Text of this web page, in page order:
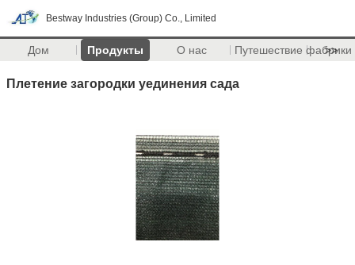
Bestway Industries (Group) Co., Limited
Дом Продукты О нас Путешествие фабрики
>>
Плетение загородки уединения сада